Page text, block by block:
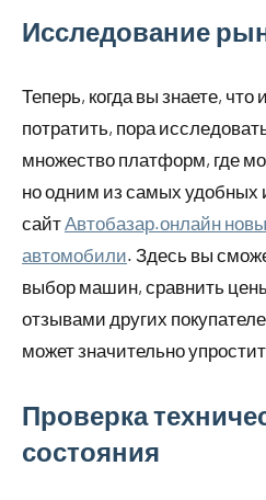
Исследование
Теперь, когда вы знаете, что
потратить, пора
множество платформ, где
но одним из самых удобных
сайт Автобазар.онлайн
автомобили. Здесь вы
выбор машин, сравнить
отзывами других
может значительно
Проверка
состояния